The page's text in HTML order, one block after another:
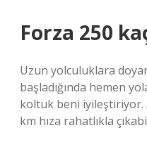
Forza 250
Uzun yolculuklara
başladığında hemen
koltuk beni iyileştiriyor.
km hıza rahatlıkla